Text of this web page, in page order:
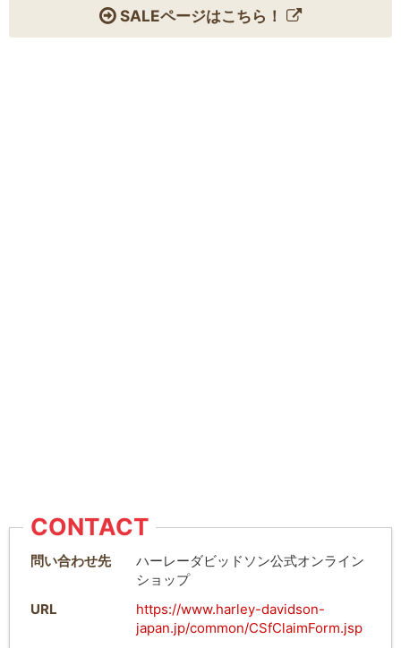
SALEページはこちら！
CONTACT
問い合わせ先
ハーレーダビッドソン公式オンライン
ショップ
URL
https://www.harley-davidson-
japan.jp/common/CSfClaimForm.jsp